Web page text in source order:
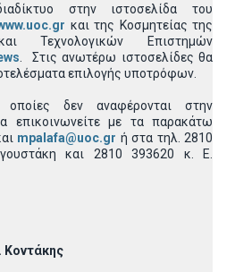
στην ιστοσελίδα του
και της Κοσμητείας της
Τεχνολογικών Επιστημών
. Στις ανωτέρω ιστοσελίδες θα
επιλογής υποτρόφων.
οποίες δεν αναφέρονται στην
επικοινωνείτε με τα παρακάτω
mpalafa@uoc.gr ή στα τηλ. 2810
και 2810 393620 κ. Ε.
Κοντάκης